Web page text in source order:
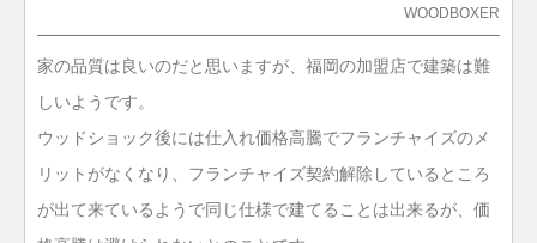
WOODBOXER
家の品質は良いのだと思いますが、福岡の加盟店で建築は難
しいようです。
ウッドショック後には仕入れ価格高騰でフランチャイズのメ
リットがなくなり、フランチャイズ契約解除しているところ
が出て来ているようで同じ仕様で建てることは出来るが、価